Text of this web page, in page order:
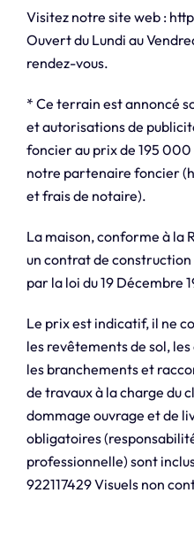
Visitez notre site web :
Ouvert du Lundi au
rendez-vous.
* Ce terrain est annoncé
et autorisations de
foncier au prix de 195
notre partenaire foncier
et frais de notaire).
La maison, conforme à la
un contrat de
par la loi du 19 Décembre
Le prix est indicatif, il ne
les revêtements de sol,
les branchements et
de travaux à la charge du
dommage ouvrage et de
obligatoires
professionnelle) sont
922117429 Visuels non